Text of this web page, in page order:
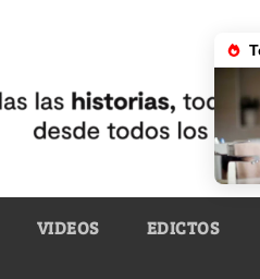
VIDEOS EDICTOS